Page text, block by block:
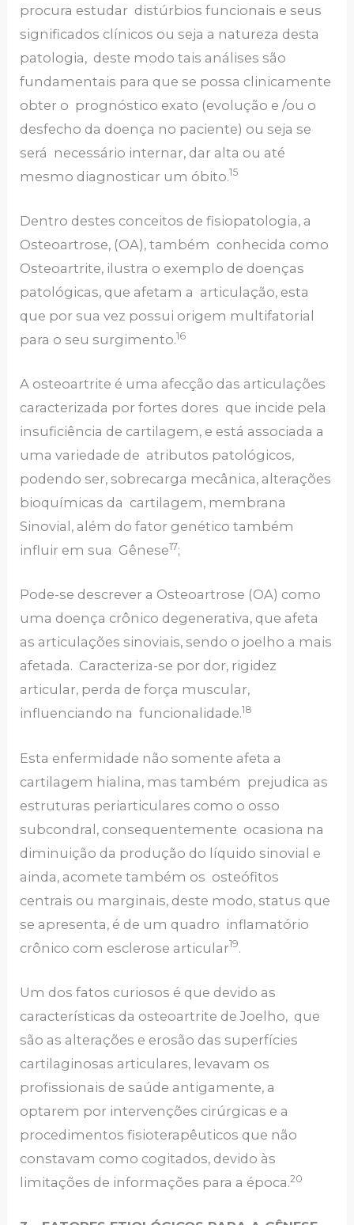
procura estudar distúrbios funcionais e seus
significados clínicos ou seja a natureza desta
patologia, deste modo tais análises são
fundamentais para que se possa clinicamente
obter o prognóstico exato (evolução e /ou o
desfecho da doença no paciente) ou seja se
será necessário internar, dar alta ou até
mesmo diagnosticar um óbito.15
Dentro destes conceitos de fisiopatologia, a
Osteoartrose, (OA), também conhecida como
Osteoartrite, ilustra o exemplo de doenças
patológicas, que afetam a articulação, esta
que por sua vez possui origem multifatorial
para o seu surgimento.16
A osteoartrite é uma afecção das articulações
caracterizada por fortes dores que incide pela
insuficiência de cartilagem, e está associada a
uma variedade de atributos patológicos,
podendo ser, sobrecarga mecânica, alterações
bioquímicas da cartilagem, membrana
Sinovial, além do fator genético também
influir em sua Gênese17;
Pode-se descrever a Osteoartrose (OA) como
uma doença crônico degenerativa, que afeta
as articulações sinoviais, sendo o joelho a mais
afetada. Caracteriza-se por dor, rigidez
articular, perda de força muscular,
influenciando na funcionalidade.18
Esta enfermidade não somente afeta a
cartilagem hialina, mas também prejudica as
estruturas periarticulares como o osso
subcondral, consequentemente ocasiona na
diminuição da produção do líquido sinovial e
ainda, acomete também os osteófitos
centrais ou marginais, deste modo, status que
se apresenta, é de um quadro inflamatório
crônico com esclerose articular19.
Um dos fatos curiosos é que devido as
características da osteoartrite de Joelho, que
são as alterações e erosão das superfícies
cartilaginosas articulares, levavam os
profissionais de saúde antigamente, a
optarem por intervenções cirúrgicas e a
procedimentos fisioterapêuticos que não
constavam como cogitados, devido às
limitações de informações para a época.20